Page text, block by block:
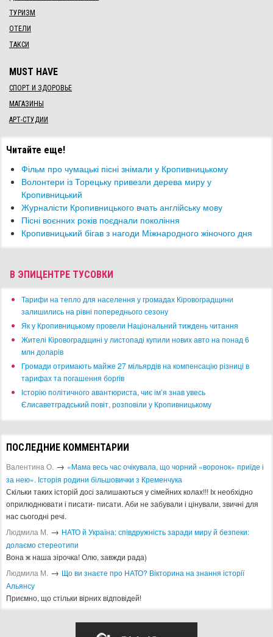
ТУРИЗМ
ОТЕЛИ
ТАКСИ
MUST HAVE
СПОРТ И ЗДОРОВЬЕ
МАГАЗИНЫ
АРТ-СТУДИИ
Читайте еще!
Фільм про чумацькі пісні знімали у Кропивницькому
Волонтери із Торецьку привезли дерева миру у
Кропивницький
Журналісти Кропивницького вчать англійську мову
Пісні воєнних років поєднали покоління
​Кропивницький бігав з нагоди Міжнародного жіночого дня
В ЭПИЦЕНТРЕ ТУСОВКИ
​Тарифи на тепло для населення у громадах Кіровоградщини
залишились на рівні попереднього сезону
​Як у Кропивницькому провели Національний тиждень читання
​Жителі Кіровоградщині у листопаді купили нових авто на понад 6
млн доларів
​Громади отримають майже 27 мільярдів на компенсацію різниці в
тарифах та погашення боргів
Історію політичного авантюриста, чиє ім’я знав увесь
Єлисаветградський повіт, розповіли у Кропивницькому
ПОСЛЕДНИЕ КОММЕНТАРИИ
Валентина О. → «Мама весь час очікувала, що чорний «воронок» приїде і
за нею». Історія родини більшовички з Кременчука
Скільки таких історій досі залишаються у сімейних колах!!! Іх необхідно
оприлюднювати і писати- писати. Аби не забували і цінували, звичні для
нас сьогодні речі.
Людмила М. → ​НАТО й Україна: співдружність заради миру й безпеки:
долаємо стереотипи
Вона ж наша зірочка! Олю, завжди рада)
Людмила М. → Що ви знаєте про НАТО? Вікторина на знання історії
Альянсу ​
Приємно, що стільки вірних відповідей!